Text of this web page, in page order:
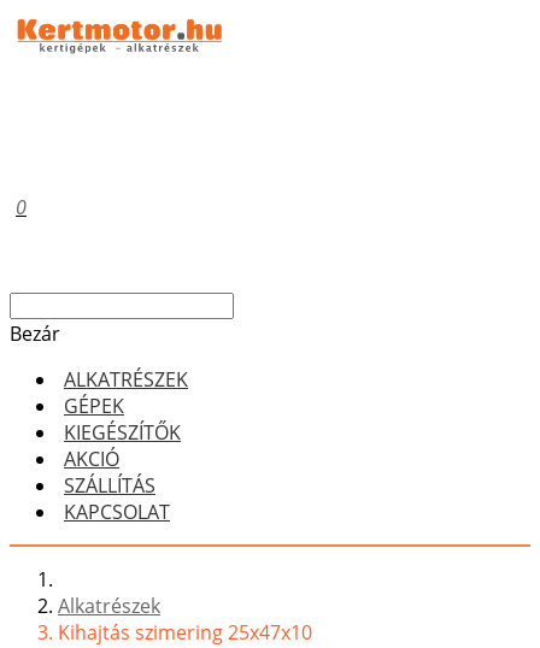
0
Bezár
ALKATRÉSZEK
GÉPEK
KIEGÉSZÍTŐK
AKCIÓ
SZÁLLÍTÁS
KAPCSOLAT
Alkatrészek
Kihajtás szimering 25x47x10